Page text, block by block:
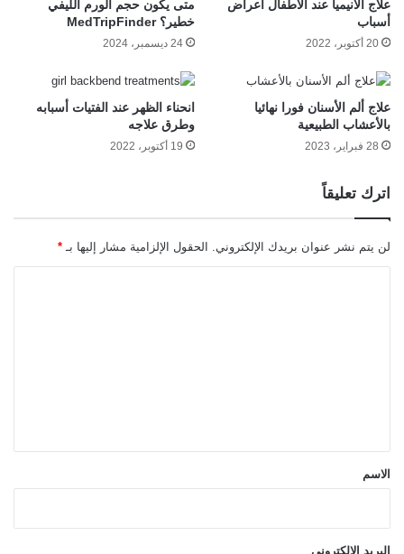
علاج الأنيميا عند الأطفال أعراض
أسباب
20 أكتوبر، 2022
متى يكون حجم الورم الليفي
خطير؟ MedTripFinder
24 ديسمبر، 2024
علاج ألم الأسنان فورا نهائيا
بالأعشاب الطبيعية
28 فبراير، 2023
انحناء الظهر عند الفتيات أسبابه
وطرق علاجه
19 أكتوبر، 2022
اترك تعليقاً
لن يتم نشر عنوان بريدك الإلكتروني. الحقول الإلزامية مشار إليها بـ *
*الاسم
البريد الإلكتروني